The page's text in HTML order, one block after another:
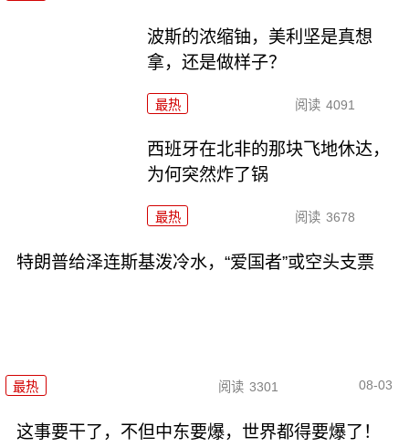
波斯的浓缩铀，美利坚是真想
拿，还是做样子？
最热 阅读 4091
西班牙在北非的那块飞地休达，
为何突然炸了锅
最热 阅读 3678
特朗普给泽连斯基泼冷水，“爱国者”或空头支票
最热 阅读 3301 08-03
这事要干了，不但中东要爆，世界都得要爆了！